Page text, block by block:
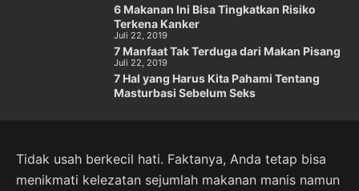
6 Makanan Ini Bisa Tingkatkan Risiko
Terkena Kanker
Juli 22, 2019
7 Manfaat Tak Terduga dari Makan Pisang
Juli 22, 2019
7 Hal yang Harus Kita Pahami Tentang
Masturbasi Sebelum Seks
Tidak usah berkecil hati. Faktanya, Anda tetap bisa
menikmati kelezatan sejumlah makanan manis namun